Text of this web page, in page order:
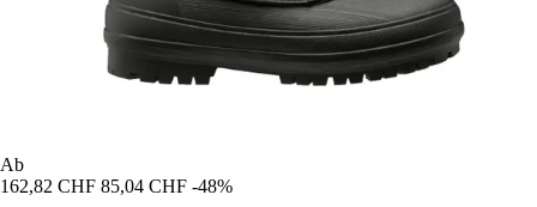
Ab
162,82 CHF 85,04 CHF -48%